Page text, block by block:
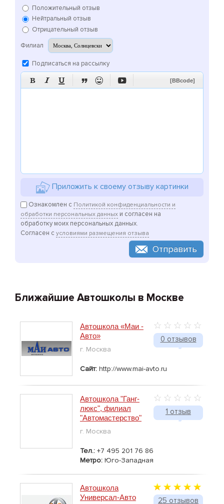
Положительный отзыв
Нейтральный отзыв
Отрицательный отзыв
Филиал
Подписаться на рассылку
      [BBcode]
Приложить к своему отзыву картинки
Ознакомлен с Политикой конфиденциальности и
обработки персональных данных и согласен на
обработку моих персональных данных.
Согласен с условиями размещения отзыва
Отправить
Ближайшие Автошколы в Москве
0 отзывов
Автошкола «Маи -
Авто»
г. Москва
Сайт: http://www.mai-avto.ru
1 отзыв
Автошкола "Ганг-
люкс", филиал
"Автомастерство"
г. Москва
Тел.: +7 495 201 76 86
Метро: Юго-Западная
25 отзывов
Автошкола
Универсал-Авто